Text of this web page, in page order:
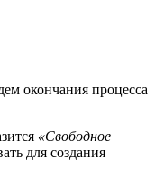
окончания процесса
«Свободное
для создания